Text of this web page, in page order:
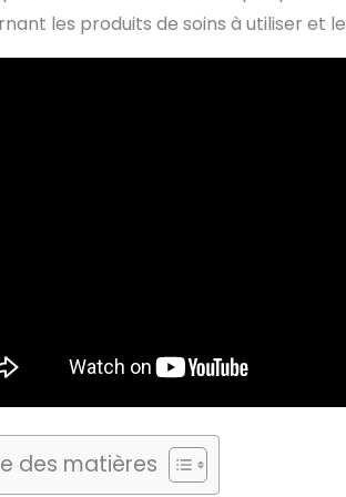
les produits de soins à utiliser et
des matières